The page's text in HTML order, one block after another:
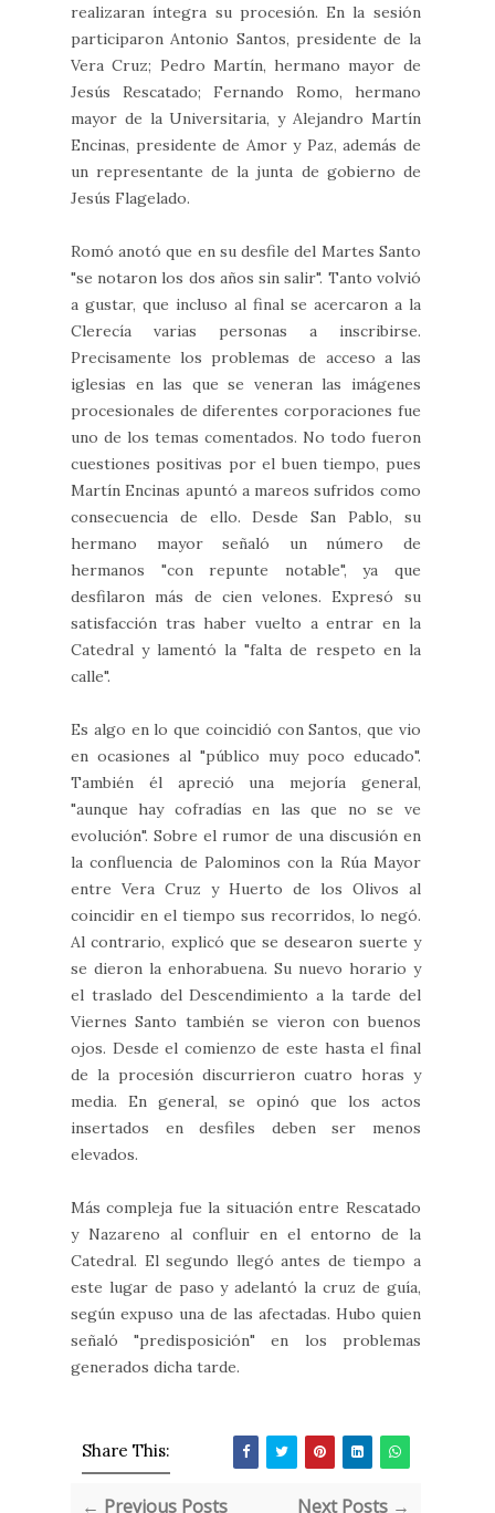
realizaran íntegra su procesión. En la sesión
participaron Antonio Santos, presidente de la
Vera Cruz; Pedro Martín, hermano mayor de
Jesús Rescatado; Fernando Romo, hermano
mayor de la Universitaria, y Alejandro Martín
Encinas, presidente de Amor y Paz, además de
un representante de la junta de gobierno de
Jesús Flagelado.
Romó anotó que en su desfile del Martes Santo
"se notaron los dos años sin salir". Tanto volvió
a gustar, que incluso al final se acercaron a la
Clerecía varias personas a inscribirse.
Precisamente los problemas de acceso a las
iglesias en las que se veneran las imágenes
procesionales de diferentes corporaciones fue
uno de los temas comentados. No todo fueron
cuestiones positivas por el buen tiempo, pues
Martín Encinas apuntó a mareos sufridos como
consecuencia de ello. Desde San Pablo, su
hermano mayor señaló un número de
hermanos "con repunte notable", ya que
desfilaron más de cien velones. Expresó su
satisfacción tras haber vuelto a entrar en la
Catedral y lamentó la "falta de respeto en la
calle".
Es algo en lo que coincidió con Santos, que vio
en ocasiones al "público muy poco educado".
También él apreció una mejoría general,
"aunque hay cofradías en las que no se ve
evolución". Sobre el rumor de una discusión en
la confluencia de Palominos con la Rúa Mayor
entre Vera Cruz y Huerto de los Olivos al
coincidir en el tiempo sus recorridos, lo negó.
Al contrario, explicó que se desearon suerte y
se dieron la enhorabuena. Su nuevo horario y
el traslado del Descendimiento a la tarde del
Viernes Santo también se vieron con buenos
ojos. Desde el comienzo de este hasta el final
de la procesión discurrieron cuatro horas y
media. En general, se opinó que los actos
insertados en desfiles deben ser menos
elevados.
Más compleja fue la situación entre Rescatado
y Nazareno al confluir en el entorno de la
Catedral. El segundo llegó antes de tiempo a
este lugar de paso y adelantó la cruz de guía,
según expuso una de las afectadas. Hubo quien
señaló "predisposición" en los problemas
generados dicha tarde.
Share This:
← Previous Posts Next Posts →